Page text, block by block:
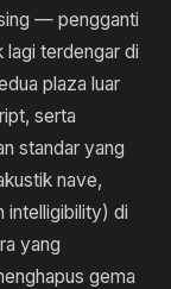
— pengganti
lagi terdengar di
plaza luar
serta
standar yang
nave,
intelligibility) di
yang
gema